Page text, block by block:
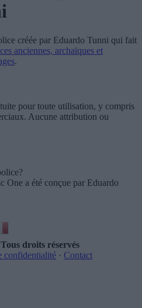
créée par Eduardo Tunni qui fait
anciennes, archaïques et
.
pour toute utilisation, y compris
Aucune attribution ou
One a été conçue par Eduardo
droits réservés
confidentialité · Contact